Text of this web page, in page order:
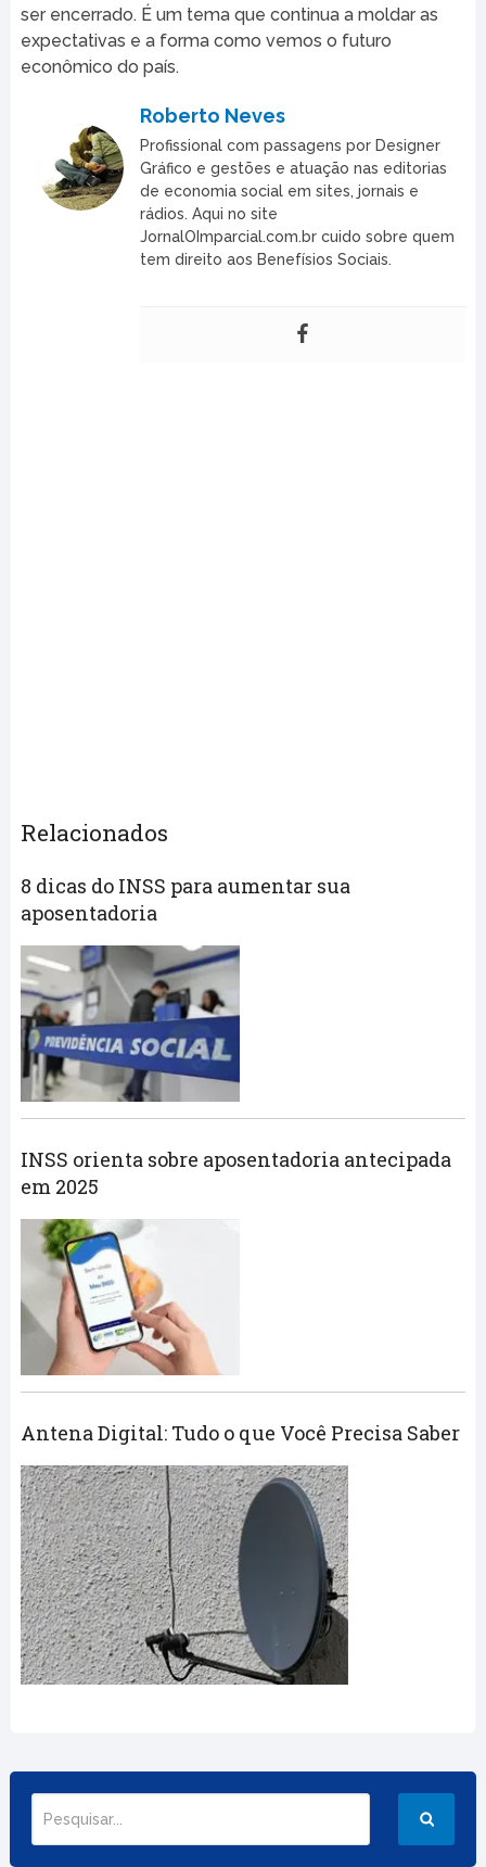
ser encerrado. É um tema que continua a moldar as
expectativas e a forma como vemos o futuro
econômico do país.
Roberto Neves
Profissional com passagens por Designer
Gráfico e gestões e atuação nas editorias
de economia social em sites, jornais e
rádios. Aqui no site
JornalOImparcial.com.br cuido sobre quem
tem direito aos Benefísios Sociais.
Relacionados
8 dicas do INSS para aumentar sua
aposentadoria
INSS orienta sobre aposentadoria antecipada
em 2025
Antena Digital: Tudo o que Você Precisa Saber